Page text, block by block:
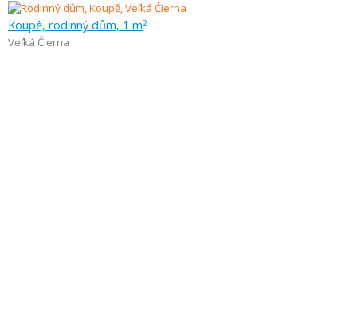
Koupě, rodinný dům, 1 m2
Veľká Čierna